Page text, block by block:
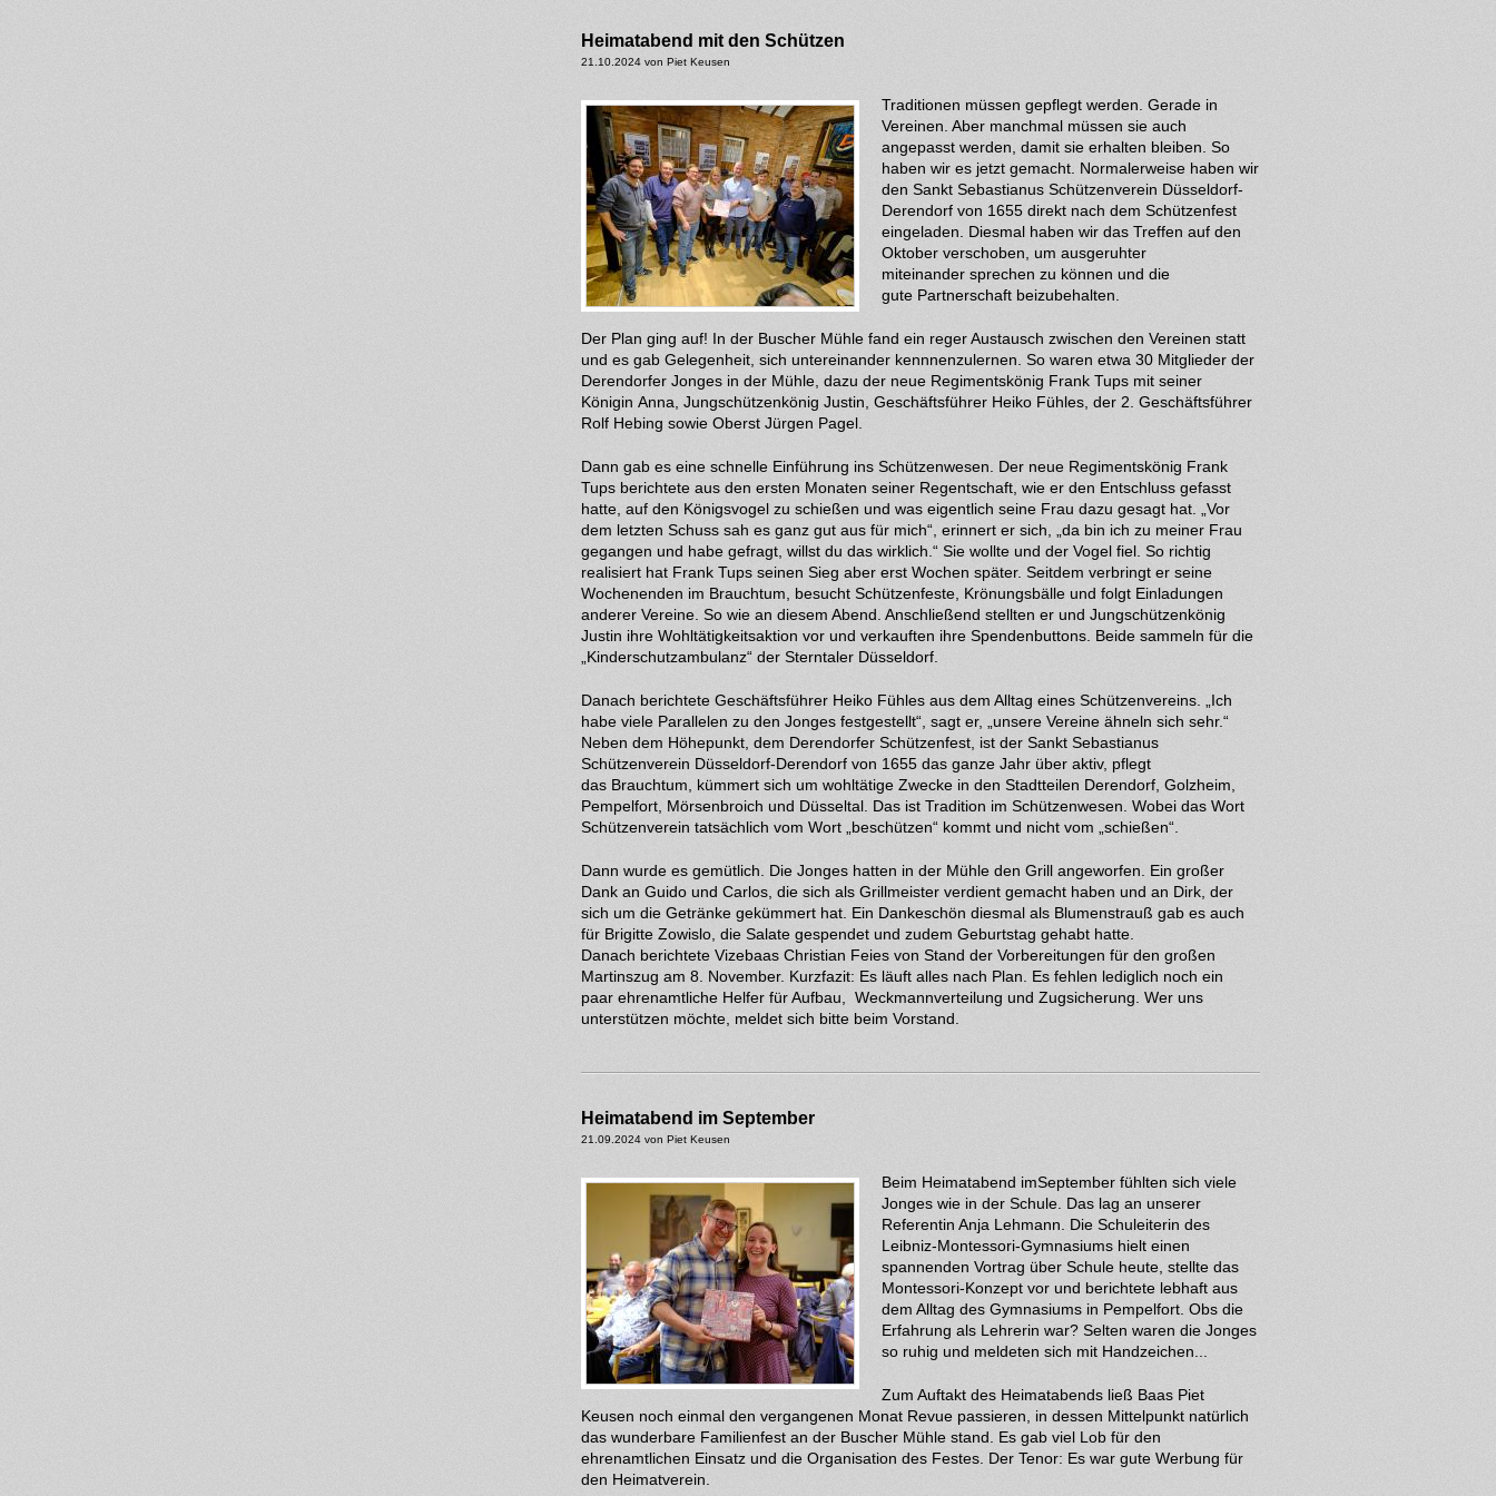
Heimatabend mit den Schützen
21.10.2024 von Piet Keusen
Traditionen müssen gepflegt werden. Gerade in
Vereinen. Aber manchmal müssen sie auch
angepasst werden, damit sie erhalten bleiben. So
haben wir es jetzt gemacht. Normalerweise haben wir
den Sankt Sebastianus Schützenverein Düsseldorf-
Derendorf von 1655 direkt nach dem Schützenfest
eingeladen. Diesmal haben wir das Treffen auf den
Oktober verschoben, um ausgeruhter
miteinander sprechen zu können und die
gute Partnerschaft beizubehalten.
Der Plan ging auf! In der Buscher Mühle fand ein reger Austausch zwischen den Vereinen statt
und es gab Gelegenheit, sich untereinander kennnenzulernen. So waren etwa 30 Mitglieder der
Derendorfer Jonges in der Mühle, dazu der neue Regimentskönig Frank Tups mit seiner
Königin Anna, Jungschützenkönig Justin, Geschäftsführer Heiko Fühles, der 2. Geschäftsführer
Rolf Hebing sowie Oberst Jürgen Pagel.
Dann gab es eine schnelle Einführung ins Schützenwesen. Der neue Regimentskönig Frank
Tups berichtete aus den ersten Monaten seiner Regentschaft, wie er den Entschluss gefasst
hatte, auf den Königsvogel zu schießen und was eigentlich seine Frau dazu gesagt hat. „Vor
dem letzten Schuss sah es ganz gut aus für mich“, erinnert er sich, „da bin ich zu meiner Frau
gegangen und habe gefragt, willst du das wirklich.“ Sie wollte und der Vogel fiel. So richtig
realisiert hat Frank Tups seinen Sieg aber erst Wochen später. Seitdem verbringt er seine
Wochenenden im Brauchtum, besucht Schützenfeste, Krönungsbälle und folgt Einladungen
anderer Vereine. So wie an diesem Abend. Anschließend stellten er und Jungschützenkönig
Justin ihre Wohltätigkeitsaktion vor und verkauften ihre Spendenbuttons. Beide sammeln für die
„Kinderschutzambulanz“ der Sterntaler Düsseldorf.
Danach berichtete Geschäftsführer Heiko Fühles aus dem Alltag eines Schützenvereins. „Ich
habe viele Parallelen zu den Jonges festgestellt“, sagt er, „unsere Vereine ähneln sich sehr.“
Neben dem Höhepunkt, dem Derendorfer Schützenfest, ist der Sankt Sebastianus
Schützenverein Düsseldorf-Derendorf von 1655 das ganze Jahr über aktiv, pflegt
das Brauchtum, kümmert sich um wohltätige Zwecke in den Stadtteilen Derendorf, Golzheim,
Pempelfort, Mörsenbroich und Düsseltal. Das ist Tradition im Schützenwesen. Wobei das Wort
Schützenverein tatsächlich vom Wort „beschützen“ kommt und nicht vom „schießen“.
Dann wurde es gemütlich. Die Jonges hatten in der Mühle den Grill angeworfen. Ein großer
Dank an Guido und Carlos, die sich als Grillmeister verdient gemacht haben und an Dirk, der
sich um die Getränke gekümmert hat. Ein Dankeschön diesmal als Blumenstrauß gab es auch
für Brigitte Zowislo, die Salate gespendet und zudem Geburtstag gehabt hatte.
Danach berichtete Vizebaas Christian Feies von Stand der Vorbereitungen für den großen
Martinszug am 8. November. Kurzfazit: Es läuft alles nach Plan. Es fehlen lediglich noch ein
paar ehrenamtliche Helfer für Aufbau, Weckmannverteilung und Zugsicherung. Wer uns
unterstützen möchte, meldet sich bitte beim Vorstand.
Heimatabend im September
21.09.2024 von Piet Keusen
Beim Heimatabend imSeptember fühlten sich viele
Jonges wie in der Schule. Das lag an unserer
Referentin Anja Lehmann. Die Schuleiterin des
Leibniz-Montessori-Gymnasiums hielt einen
spannenden Vortrag über Schule heute, stellte das
Montessori-Konzept vor und berichtete lebhaft aus
dem Alltag des Gymnasiums in Pempelfort. Obs die
Erfahrung als Lehrerin war? Selten waren die Jonges
so ruhig und meldeten sich mit Handzeichen...
Zum Auftakt des Heimatabends ließ Baas Piet
Keusen noch einmal den vergangenen Monat Revue passieren, in dessen Mittelpunkt natürlich
das wunderbare Familienfest an der Buscher Mühle stand. Es gab viel Lob für den
ehrenamtlichen Einsatz und die Organisation des Festes. Der Tenor: Es war gute Werbung für
den Heimatverein.